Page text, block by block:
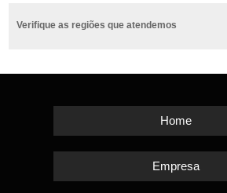
Verifique as regiões que atendemos
Home
Empresa